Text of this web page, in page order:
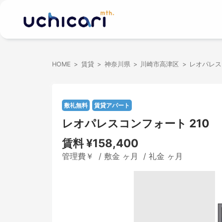
HOME 賃貸 神奈川県 川崎市高津区 レオパレ
敷礼無料 賃貸アパート
レオパレスコンフォート 210
賃料¥158,400
管理費￥ / 敷金 ヶ月 / 礼金 ヶ月